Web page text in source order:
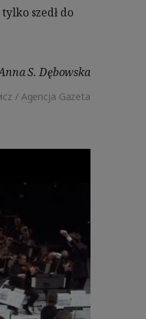
S. Dębowska
/ Agencja Gazeta